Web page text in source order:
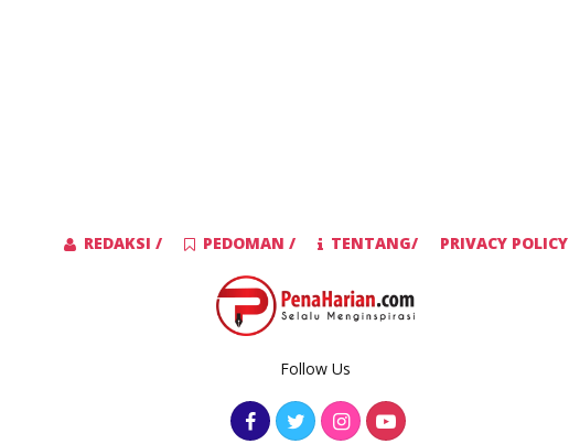
REDAKSI / PEDOMAN / TENTANG/ PRIVACY POLICY
Follow Us